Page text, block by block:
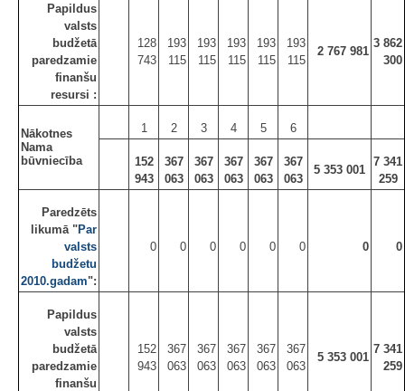
Papildus
valsts
budžetā
paredzamie
finanšu
resursi :
128
743
193
115
193
115
193
115
193
115
193
115
2 767 981
3 862
300
Nākotnes
Nama
būvniecība
1 2 3 4 5 6
152
943
367
063
367
063
367
063
367
063
367
063
5 353 001
7 341
259
Paredzēts
likumā "Par
valsts
budžetu
2010.gadam":
0 0 0 0 0 0 0 0
Papildus
valsts
budžetā
paredzamie
finanšu
152
943
367
063
367
063
367
063
367
063
367
063
5 353 001
7 341
259